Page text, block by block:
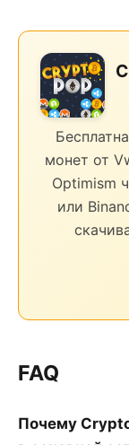
монет от
Optimism
или
FAQ
Почему